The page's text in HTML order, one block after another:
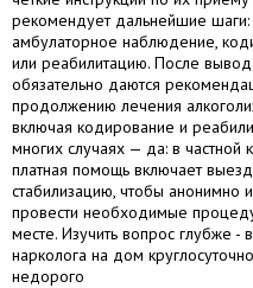
рекомендует дальнейшие шаги:
амбулаторное наблюдение,
или реабилитацию. После
обязательно даются
продолжению лечения
включая кодирование и
многих случаях — да: в частной
платная помощь включает
стабилизацию, чтобы анонимно
провести необходимые
месте. Изучить вопрос глубже -
нарколога на дом круглосуточно
недорого